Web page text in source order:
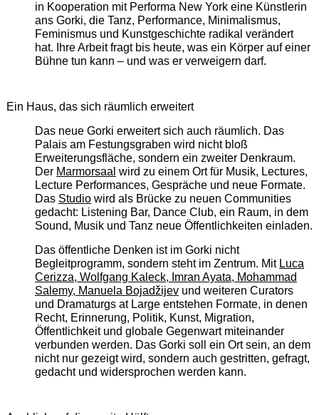
in Kooperation mit Performa New York eine Künstlerin
ans Gorki, die Tanz, Performance, Minimalismus,
Feminismus und Kunstgeschichte radikal verändert
hat. Ihre Arbeit fragt bis heute, was ein Körper auf einer
Bühne tun kann – und was er verweigern darf.
Ein Haus, das sich räumlich erweitert
Das neue Gorki erweitert sich auch räumlich. Das
Palais am Festungsgraben wird nicht bloß
Erweiterungsfläche, sondern ein zweiter Denkraum.
Der Marmorsaal wird zu einem Ort für Musik, Lectures,
Lecture Performances, Gespräche und neue Formate.
Das Studiowird als Brücke zu neuen Communities
gedacht: Listening Bar, Dance Club, ein Raum, in dem
Sound, Musik und Tanz neue Öffentlichkeiten einladen.
Das öffentliche Denken ist im Gorki nicht
Begleitprogramm, sondern steht im Zentrum. Mit Luca
Cerizza, Wolfgang Kaleck, Imran Ayata, Mohammad
Salemy, Manuela Bojadžijevund weiteren Curators
und Dramaturgs at Large entstehen Formate, in denen
Recht, Erinnerung, Politik, Kunst, Migration,
Öffentlichkeit und globale Gegenwart miteinander
verbunden werden. Das Gorki soll ein Ort sein, an dem
nicht nur gezeigt wird, sondern auch gestritten, gefragt,
gedacht und widersprochen werden kann.